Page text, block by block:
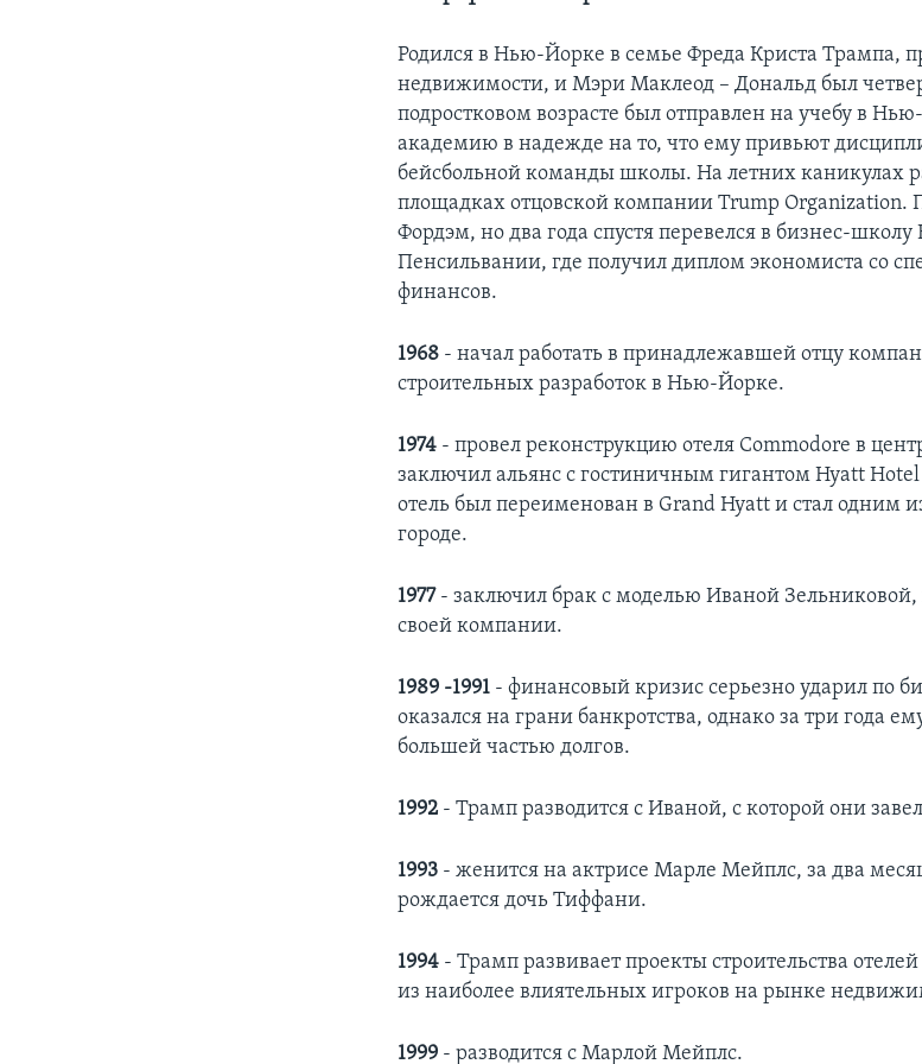
Родился в Нью-Йорке в семье Фреда Криста Трампа,
недвижимости, и Мэри Маклеод – Дональд был
подростковом возрасте был отправлен на учебу в
академию в надежде на то, что ему привьют
бейсбольной команды школы. На летних каникулах
площадках отцовской компании Trump Оrganization.
Фордэм, но два года спустя перевелся в бизнес-школу
Пенсильвании, где получил диплом экономиста со
финансов.
1968 - начал работать в принадлежавшей отцу
строительных разработок в Нью-Йорке.
1974 - провел реконструкцию отеля Commodore в
заключил альянс с гостиничным гигантом Hyatt
отель был переименован в Grand Hyatt и стал одним
городе.
1977- заключил брак с моделью Иваной Зельниковой,
своей компании.
1989 -1991 - финансовый кризис серьезно ударил по
оказался на грани банкротства, однако за три года
большей частью долгов.
1992 - Трамп разводится с Иваной, с которой они
1993 - женится на актрисе Марле Мейплс, за два
рождается дочь Тиффани.
1994 - Трамп развивает проекты строительства
из наиболее влиятельных игроков на рынке
1999 - разводится с Марлой Мейплс.